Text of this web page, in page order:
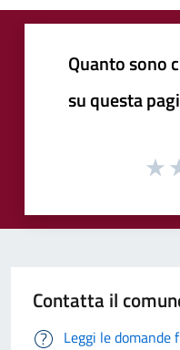
Quanto sono
su questa
Contatta il
Leggi le domande